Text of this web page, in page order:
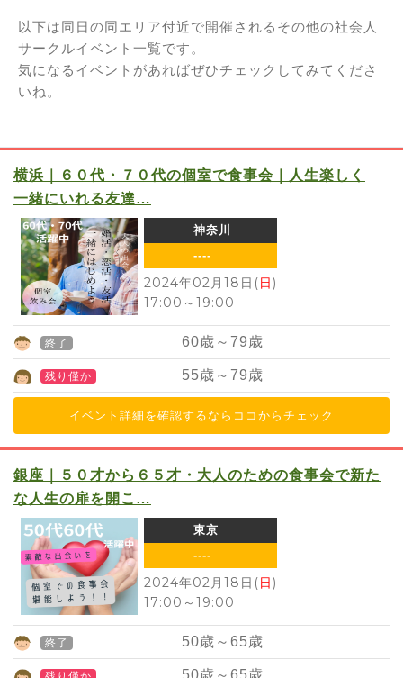
以下は同日の同エリア付近で開催されるその他の社会人
サークルイベント一覧です。
気になるイベントがあればぜひチェックしてみてくださ
いね。
横浜｜６０代・７０代の個室で食事会｜人生楽しく
一緒にいれる友達…
神奈川
----
2024年02月18日(日)
17:00 ～ 19:00
終了 60歳～79歳
残り僅か 55歳～79歳
イベント詳細を確認するならココからチェック
銀座｜５０才から６５才・大人のための食事会で新た
な人生の扉を開こ…
東京
----
2024年02月18日(日)
17:00 ～ 19:00
終了 50歳～65歳